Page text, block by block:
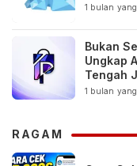
1 bulan
Bukan
Ungkap
Tengah
1 bulan
RAGAM